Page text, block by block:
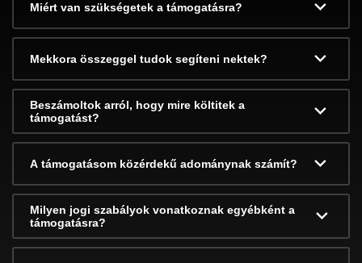
Miért van szükségetek a támogatásra?
Mekkora összeggel tudok segíteni nektek?
Beszámoltok arról, hogy mire költitek a
támogatást?
A támogatásom közérdekű adománynak számít?
Milyen jogi szabályok vonatkoznak egyébként a
támogatásra?